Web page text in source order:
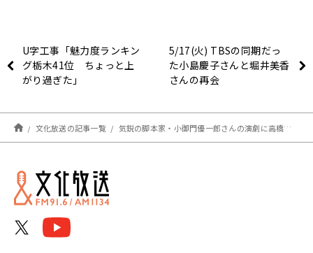
U字工事「魅力度ランキン
グ栃木41位 ちょっと上
がり過ぎた」
5/17(火) TBSの同期だっ
た小島慶子さんと堀井美香
さんの再会
文化放送の記事一覧 気鋭の脚本家・小御門優一郎さんの演劇に高橋優も刺激！